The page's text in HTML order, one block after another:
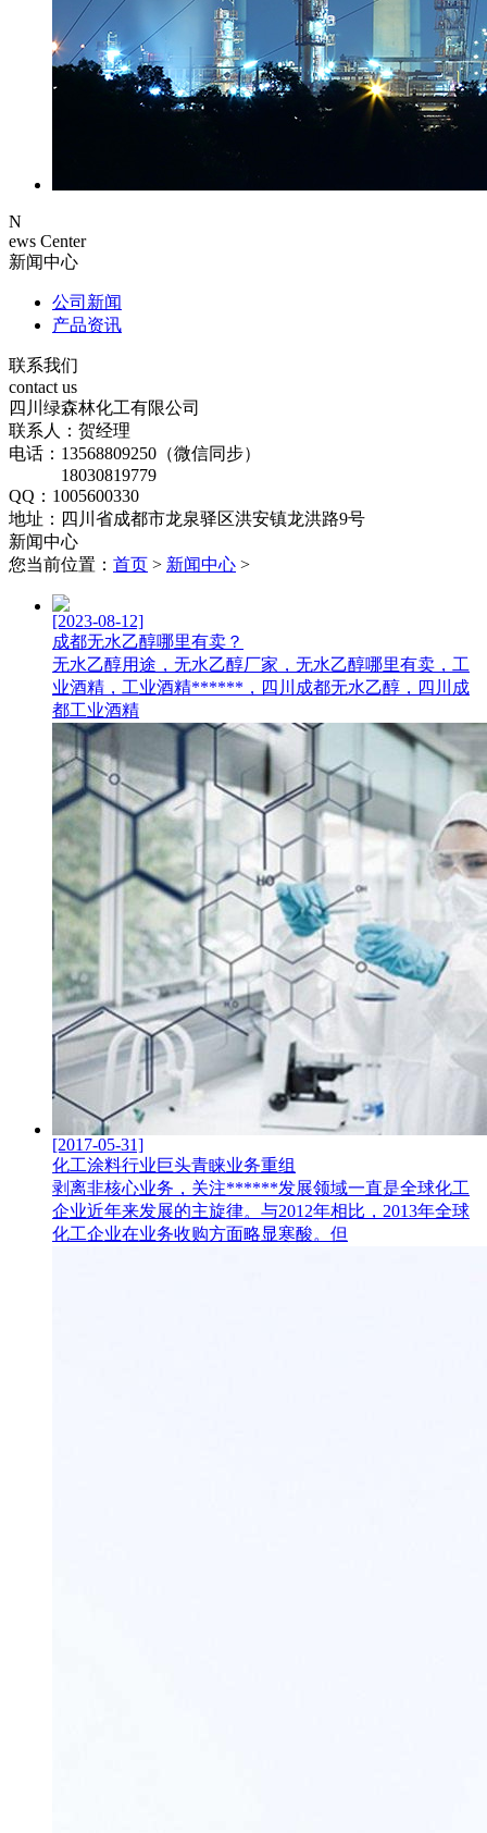
N
ews Center
新闻中心
公司新闻
产品资讯
联系我们
contact us
四川绿森林化工有限公司
联系人：贺经理
电话：13568809250（微信同步）
18030819779
QQ：1005600330
地址：四川省成都市龙泉驿区洪安镇龙洪路9号
新闻中心
您当前位置： 首页 > 新闻中心 >
[2023-08-12]
成都无水乙醇哪里有卖？
无水乙醇用途，无水乙醇厂家，无水乙醇哪里有卖，工
业酒精，工业酒精******，四川成都无水乙醇，四川成
都工业酒精
[2017-05-31]
化工涂料行业巨头青睐业务重组
剥离非核心业务，关注******发展领域一直是全球化工
企业近年来发展的主旋律。与2012年相比，2013年全球
化工企业在业务收购方面略显寒酸。但